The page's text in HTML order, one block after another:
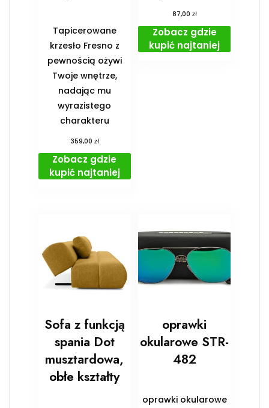
Tapicerowane
krzesło Fresno z
pewnością ożywi
Twoje wnętrze,
nadając mu
wyrazistego
charakteru
359,00 zł
Zobacz gdzie
kupić najtaniej
87,00 zł
Zobacz gdzie
kupić najtaniej
Sofa z funkcją
spania Dot
musztardowa,
obłe kształty
oprawki
okularowe STR-
482
oprawki okularowe